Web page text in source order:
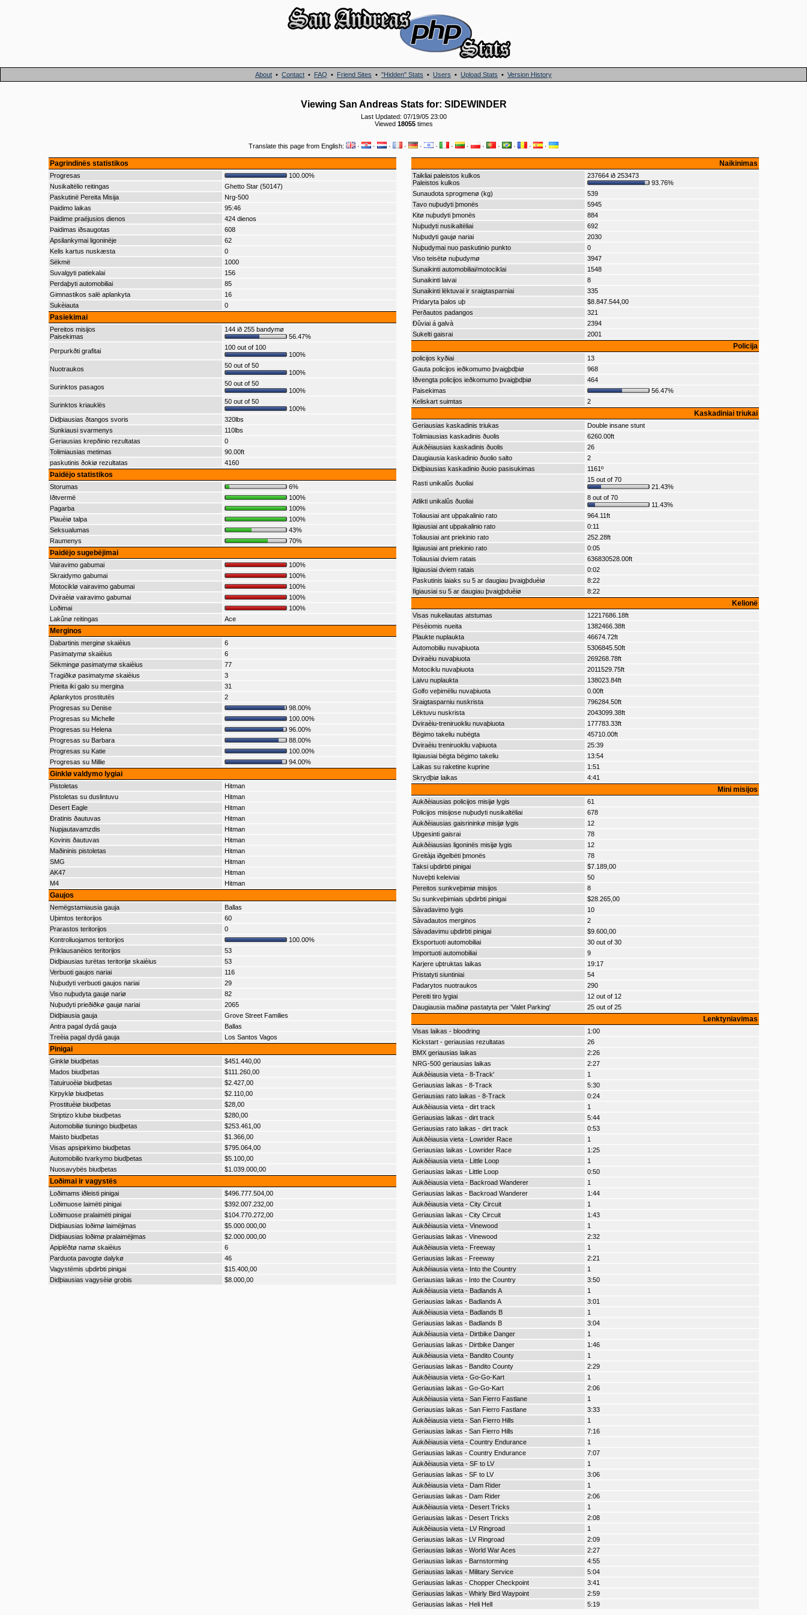
About • Contact • FAQ • Friend Sites • "Hidden" Stats • Users • Upload Stats • Version History
Viewing San Andreas Stats for: SIDEWINDER
Last Updated: 07/19/05 23:00
Viewed 18055times
Translate this page from English: · · · · · · · · · · · · ·
Pagrindinës statistikos
Progresas
100.00%
Nusikaltëlio reitingas
Ghetto Star (50147)
Paskutinë Pereita Misija
Nrg-500
Þaidimo laikas
95:46
Þaidime praëjusios dienos
424 dienos
Þaidimas iðsaugotas
608
Apsilankymai ligoninëje
62
Kelis kartus nuskæsta
0
Sëkmë
1000
Suvalgyti patiekalai
156
Perdaþyti automobiliai
85
Gimnastikos salë aplankyta
16
Sukèiauta
0
Pasiekimai
Pereitos misijos
Paisekimas
144 ið 255 bandymø
56.47%
Perpurkðti grafitai
100 out of 100
100%
Nuotraukos
50 out of 50
100%
Surinktos pasagos
50 out of 50
100%
Surinktos kriauklës
50 out of 50
100%
Didþiausias ðtangos svoris
320lbs
Sunkiausi svarmenys
110lbs
Geriausias krepðinio rezultatas
0
Tolimiausias metimas
90.00ft
paskutinis ðokiø rezultatas
4160
Þaidëjo statistikos
Storumas
6%
Iðtvermë
100%
Pagarba
100%
Plauèiø talpa
100%
Seksualumas
43%
Raumenys
70%
Þaidëjo sugebëjimai
Vairavimo gabumai
100%
Skraidymo gabumai
100%
Motociklø vairavimo gabumai
100%
Dviraèiø vairavimo gabumai
100%
Loðimai
100%
Lakûnø reitingas
Ace
Merginos
Dabartinis merginø skaièius
6
Pasimatymø skaièius
6
Sëkmingø pasimatymø skaièius
77
Tragiðkø pasimatymø skaièius
3
Prieita iki galo su mergina
31
Aplankytos prostitutës
2
Progresas su Denise
98.00%
Progresas su Michelle
100.00%
Progresas su Helena
96.00%
Progresas su Barbara
88.00%
Progresas su Katie
100.00%
Progresas su Millie
94.00%
Ginklø valdymo lygiai
Pistoletas
Hitman
Pistoletas su duslintuvu
Hitman
Desert Eagle
Hitman
Ðratinis ðautuvas
Hitman
Nupjautavamzdis
Hitman
Kovinis ðautuvas
Hitman
Maðininis pistoletas
Hitman
SMG
Hitman
AK47
Hitman
M4
Hitman
Gaujos
Nemëgstamiausia gauja
Ballas
Uþimtos teritorijos
60
Prarastos teritorijos
0
Kontroliuojamos teritorijos
100.00%
Priklausanèios teritorijos
53
Didþiausias turëtas teritorijø skaièius
53
Verbuoti gaujos nariai
116
Nuþudyti verbuoti gaujos nariai
29
Viso nuþudyta gaujø nariø
82
Nuþudyti prieðiðkø gaujø nariai
2065
Didþiausia gauja
Grove Street Families
Antra pagal dydá gauja
Ballas
Treèia pagal dydá gauja
Los Santos Vagos
Pinigai
Ginklø biudþetas
$451.440,00
Mados biudþetas
$111.260,00
Tatuiruoèiø biudþetas
$2.427,00
Kirpyklø biudþetas
$2.110,00
Prostituèiø biudþetas
$28,00
Striptizo klubø biudþetas
$280,00
Automobiliø tiuningo biudþetas
$253.461,00
Maisto biudþetas
$1.366,00
Visas apsipirkimo biudþetas
$795.064,00
Automobilio tvarkymo biudþetas
$5.100,00
Nuosavybës biudþetas
$1.039.000,00
Loðimai ir vagystës
Loðimams iðleisti pinigai
$496.777.504,00
Loðimuose laimëti pinigai
$392.007.232,00
Loðimuose pralaimëti pinigai
$104.770.272,00
Didþiausias loðimø laimëjimas
$5.000.000,00
Didþiausias loðimø pralaimëjimas
$2.000.000,00
Apiplëðtø namø skaièius
6
Parduota pavogtø dalykø
46
Vagystëmis uþdirbti pinigai
$15.400,00
Didþiausias vagysèiø grobis
$8.000,00
Naikinimas
Taikliai paleistos kulkos
Paleistos kulkos
237664 ið 253473
93.76%
Sunaudota sprogmenø (kg)
539
Tavo nuþudyti þmonës
5945
Kitø nuþudyti þmonës
884
Nuþudyti nusikaltëliai
692
Nuþudyti gaujø nariai
2030
Nuþudymai nuo paskutinio punkto
0
Viso teisëtø nuþudymø
3947
Sunaikinti automobiliai/motociklai
1548
Sunaikinti laivai
8
Sunaikinti lëktuvai ir sraigtasparniai
335
Pridaryta þalos uþ
$8.847.544,00
Perðautos padangos
321
Ðûviai á galvà
2394
Sukelti gaisrai
2001
Policija
policijos kyðiai
13
Gauta policijos ieðkomumo þvaigþdþiø
968
Iðvengta policijos ieðkomumo þvaigþdþiø
464
Paisekimas
56.47%
Keliskart suimtas
2
Kaskadiniai triukai
Geriausias kaskadinis triukas
Double insane stunt
Tolimiausias kaskadinis ðuolis
6260.00ft
Aukðèiausias kaskadinis ðuolis
26
Daugiausia kaskadinio ðuolio salto
2
Didþiausias kaskadinio ðuoio pasisukimas
1161º
Rasti unikalûs ðuoliai
15 out of 70
21.43%
Atlikti unikalûs ðuoliai
8 out of 70
11.43%
Toliausiai ant uþpakalinio rato
964.11ft
Ilgiausiai ant uþpakalinio rato
0:11
Toliausiai ant priekinio rato
252.28ft
Ilgiausiai ant priekinio rato
0:05
Toliausiai dviem ratais
636830528.00ft
Ilgiausiai dviem ratais
0:02
Paskutinis laiaks su 5 ar daugiau þvaigþduèiø
8:22
Ilgiausiai su 5 ar daugiau þvaigþduèiø
8:22
Kelionë
Visas nukeliautas atstumas
12217686.18ft
Pësèiomis nueita
1382466.38ft
Plaukte nuplaukta
46674.72ft
Automobiliu nuvaþiuota
5306845.50ft
Dviraèiu nuvaþiuota
269268.78ft
Motociklu nuvaþiuota
2011529.75ft
Laivu nuplaukta
138023.84ft
Golfo veþimëliu nuvaþiuota
0.00ft
Sraigtasparniu nuskrista
796284.50ft
Lëktuvu nuskrista
2043099.38ft
Dviraèiu-treniruokliu nuvaþiuota
177783.33ft
Bëgimo takeliu nubëgta
45710.00ft
Dviraèiu treniruokliu vaþiuota
25:39
Ilgiausiai bëgta bëgimo takeliu
13:54
Laikas su raketine kuprine
1:51
Skrydþiø laikas
4:41
Mini misijos
Aukðèiausias policijos misijø lygis
61
Policijos misijose nuþudyti nusikaltëliai
678
Aukðèiausias gaisrininkø misijø lygis
12
Uþgesinti gaisrai
78
Aukðèiausias ligoninës misijø lygis
12
Greitàja iðgelbëti þmonës
78
Taksi uþdirbti pinigai
$7.189,00
Nuveþti keleiviai
50
Pereitos sunkveþimiø misijos
8
Su sunkveþimiais uþdirbti pinigai
$28.265,00
Sàvadavimo lygis
10
Sàvadautos merginos
2
Sàvadavimu uþdirbti pinigai
$9.600,00
Eksportuoti automobiliai
30 out of 30
Importuoti automobiliai
9
Karjere uþtruktas laikas
19:17
Pristatyti siuntiniai
54
Padarytos nuotraukos
290
Pereiti tiro lygiai
12 out of 12
Daugiausia maðinø pastatyta per 'Valet Parking'
25 out of 25
Lenktyniavimas
Visas laikas - bloodring
1:00
Kickstart - geriausias rezultatas
26
BMX geriausias laikas
2:26
NRG-500 geriausias laikas
2:27
Aukðèiausia vieta - 8-Track'
1
Geriausias laikas - 8-Track
5:30
Geriausias rato laikas - 8-Track
0:24
Aukðèiausia vieta - dirt track
1
Geriausias laikas - dirt track
5:44
Geriausias rato laikas - dirt track
0:53
Aukðèiausia vieta - Lowrider Race
1
Geriausias laikas - Lowrider Race
1:25
Aukðèiausia vieta - Little Loop
1
Geriausias laikas - Little Loop
0:50
Aukðèiausia vieta - Backroad Wanderer
1
Geriausias laikas - Backroad Wanderer
1:44
Aukðèiausia vieta - City Circuit
1
Geriausias laikas - City Circuit
1:43
Aukðèiausia vieta - Vinewood
1
Geriausias laikas - Vinewood
2:32
Aukðèiausia vieta - Freeway
1
Geriausias laikas - Freeway
2:21
Aukðèiausia vieta - Into the Country
1
Geriausias laikas - Into the Country
3:50
Aukðèiausia vieta - Badlands A
1
Geriausias laikas - Badlands A
3:01
Aukðèiausia vieta - Badlands B
1
Geriausias laikas - Badlands B
3:04
Aukðèiausia vieta - Dirtbike Danger
1
Geriausias laikas - Dirtbike Danger
1:46
Aukðèiausia vieta - Bandito County
1
Geriausias laikas - Bandito County
2:29
Aukðèiausia vieta - Go-Go-Kart
1
Geriausias laikas - Go-Go-Kart
2:06
Aukðèiausia vieta - San Fierro Fastlane
1
Geriausias laikas - San Fierro Fastlane
3:33
Aukðèiausia vieta - San Fierro Hills
1
Geriausias laikas - San Fierro Hills
7:16
Aukðèiausia vieta - Country Endurance
1
Geriausias laikas - Country Endurance
7:07
Aukðèiausia vieta - SF to LV
1
Geriausias laikas - SF to LV
3:06
Aukðèiausia vieta - Dam Rider
1
Geriausias laikas - Dam Rider
2:06
Aukðèiausia vieta - Desert Tricks
1
Geriausias laikas - Desert Tricks
2:08
Aukðèiausia vieta - LV Ringroad
1
Geriausias laikas - LV Ringroad
2:09
Geriausias laikas - World War Aces
2:27
Geriausias laikas - Barnstorming
4:55
Geriausias laikas - Military Service
5:04
Geriausias laikas - Chopper Checkpoint
3:41
Geriausias laikas - Whirly Bird Waypoint
2:59
Geriausias laikas - Heli Hell
5:19